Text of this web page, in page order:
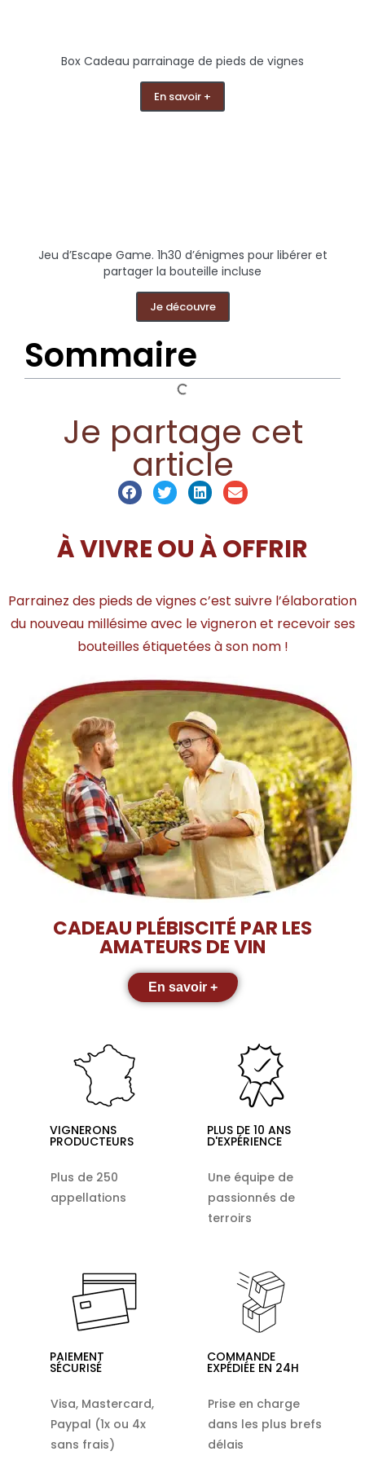
Box Cadeau parrainage de pieds de vignes
En savoir +
Jeu d’Escape Game. 1h30 d’énigmes pour libérer et
partager la bouteille incluse
Je découvre
Sommaire
Je partage cet
article
À VIVRE OU À OFFRIR
Parrainez des pieds de vignes c’est suivre l’élaboration
du nouveau millésime avec le vigneron et recevoir ses
bouteilles étiquetées à son nom !
CADEAU PLÉBISCITÉ PAR LES
AMATEURS DE VIN
En savoir +
VIGNERONS
PRODUCTEURS
Plus de 250
appellations
PLUS DE 10 ANS
D'EXPÉRIENCE
Une équipe de
passionnés de
terroirs
PAIEMENT
SÉCURISÉ
Visa, Mastercard,
Paypal (1x ou 4x
sans frais)
COMMANDE
EXPÉDIÉE EN 24H
Prise en charge
dans les plus brefs
délais